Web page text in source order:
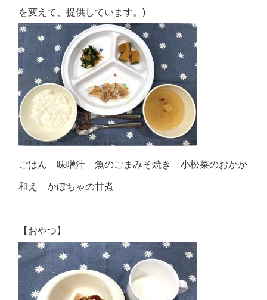
を変えて、提供しています。)
ごはん 味噌汁 魚のごまみそ焼き 小松菜のおかか
和え かぼちゃの甘煮
【おやつ】